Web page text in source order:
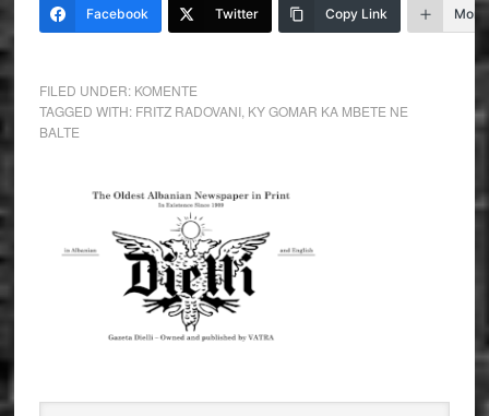
Facebook Twitter Copy Link More
FILED UNDER: KOMENTE
TAGGED WITH: FRITZ RADOVANI, KY GOMAR KA MBETE NE
BALTE